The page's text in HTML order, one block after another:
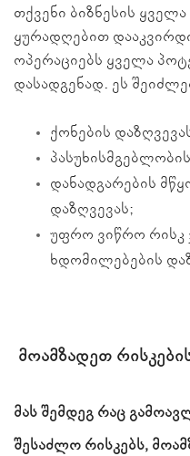
თქვენი ბიზნესის
ყურადღებით
ოპერაციებს ყველა
დასადგენად. ეს
ქონების
დანადგარების
დაზღვევას;
უფრო ვიწრო რისკ
ხდომილებების
მოამზადეთ
მას შემდეგ რაც
შესაძლო რისკებს,